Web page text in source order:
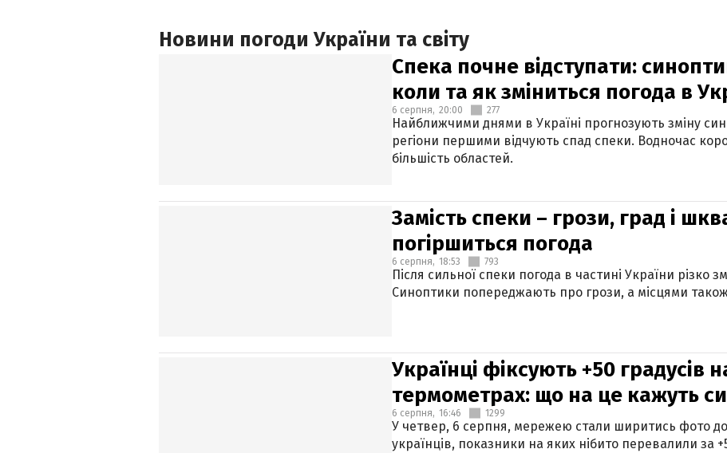
Новини погоди України та світу
Спека почне відступати:
коли та як зміниться погода в
6 серпня, 20:00 277
Найближчими днями в Україні прогнозують зміну
регіони першими відчують спад спеки. Водночас
більшість областей.
Замість спеки – грози, град і
погіршиться погода
6 серпня, 18:53 793
Після сильної спеки погода в частині України різко
Синоптики попереджають про грози, а місцями
Українці фіксують +50 градусів
термометрах: що на це кажуть
6 серпня, 16:46 1299
У четвер, 6 серпня, мережею стали ширитись фото
українців, показники на яких нібито перевалили за